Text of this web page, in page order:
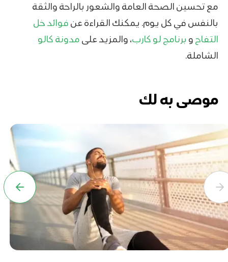
مع تحسين الصحة العامة والشعور بالراحة والثقة
بالنفس في كل يوم. يمكنك القراءة عن فوائد خل
التفاح و برنامج لو كارب، والمزيد على مدونة كالو
الشاملة.
موصى به لك